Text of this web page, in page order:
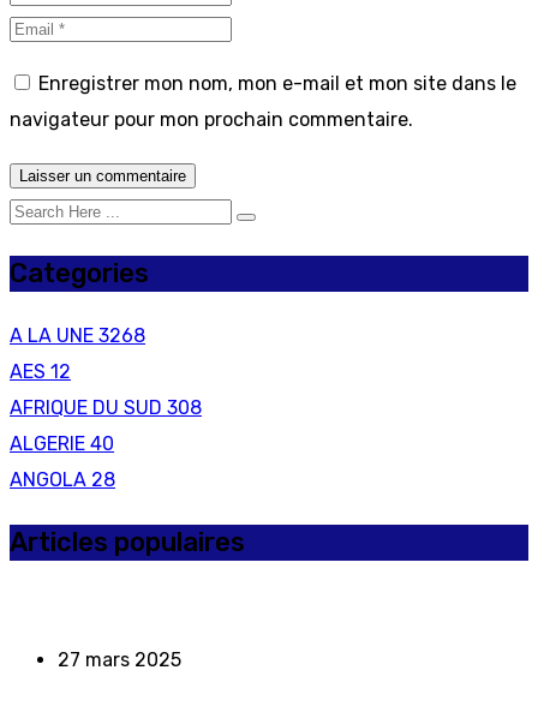
Enregistrer mon nom, mon e-mail et mon site dans le
navigateur pour mon prochain commentaire.
Categories
A LA UNE 3268
AES 12
AFRIQUE DU SUD 308
ALGERIE 40
ANGOLA 28
Articles populaires
27 mars 2025